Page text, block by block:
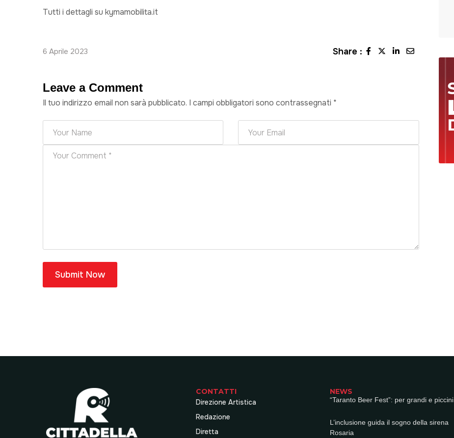
Tutti i dettagli su kymamobilita.it
6 Aprile 2023 Share :
Leave a Comment
Il tuo indirizzo email non sarà pubblicato. I campi obbligatori sono contrassegnati *
Submit Now
CONTATTI
Direzione Artistica
Redazione
Diretta
NEWS
“Taranto Beer Fest”: per grandi e piccini
L’inclusione guida il sogno della sirena
Rosaria